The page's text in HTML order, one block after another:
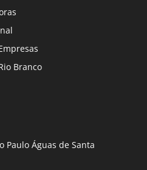
Branco
Paulo Águas de Santa